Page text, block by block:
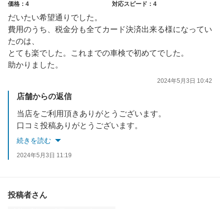
価格：4 対応スピード：4
だいたい希望通りでした。
費用のうち、税金分も全てカード決済出来る様になってい
たのは、
とても楽でした。これまでの車検で初めてでした。
助かりました。
2024年5月3日 10:42
店舗からの返信
当店をご利用頂きありがとうございます。
口コミ投稿ありがとうございます。
当店では車検費用全額カード払い可能です。
続きを読む
2024年5月3日 11:19
投稿者さん